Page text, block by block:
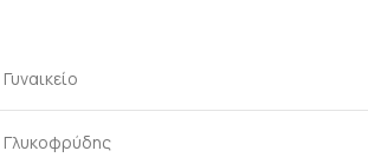
Γυναικείο
Γλυκοφρύδης